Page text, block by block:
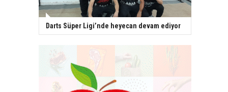
Darts Süper Ligi’nde heyecan devam ediyor